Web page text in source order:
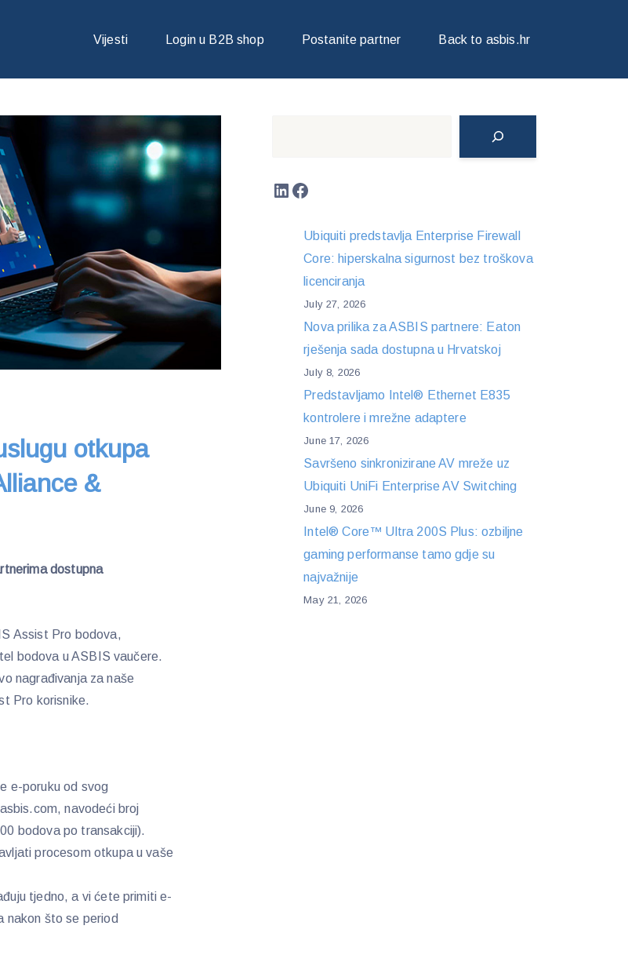
Vijesti Login u B2B shop Postanite partner Back to asbis.hr
BODOVA ZA INTEL PARTNER ALLIANCE & ASBIS ASSIST PRO KUPCE
otkupa
&
dostupna
Assist Pro bodova,
bodova u ASBIS vaučere.
nagrađivanja za naše
Pro korisnike.
e-poruku od svog
navodeći broj
bodova po transakciji).
procesom otkupa u vaše
tjedno, a vi ćete primiti e-
nakon što se period
LinkedIn
Facebook
Ubiquiti predstavlja Enterprise Firewall
Core: hiperskalna sigurnost bez troškova
licenciranja
July 27, 2026
Nova prilika za ASBIS partnere: Eaton
rješenja sada dostupna u Hrvatskoj
July 8, 2026
Predstavljamo Intel® Ethernet E835
kontrolere i mrežne adaptere
June 17, 2026
Savršeno sinkronizirane AV mreže uz
Ubiquiti UniFi Enterprise AV Switching
June 9, 2026
Intel® Core™ Ultra 200S Plus: ozbiljne
gaming performanse tamo gdje su
najvažnije
May 21, 2026